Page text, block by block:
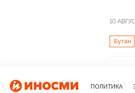
10
Бутан
ПОЛИТИКА